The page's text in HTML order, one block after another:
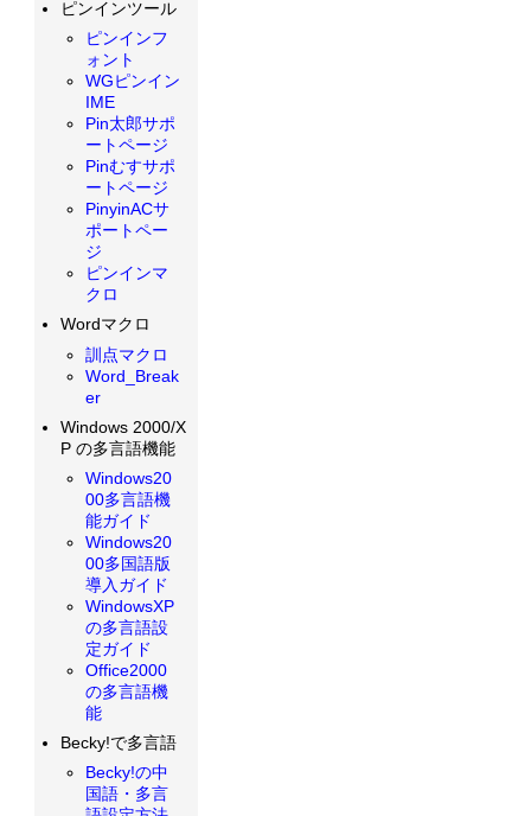
ピンインツール
ピンインフ
ォント
WGピンイン
IME
Pin太郎サポ
ートページ
Pinむすサポ
ートページ
PinyinACサ
ポートペー
ジ
ピンインマ
クロ
Wordマクロ
訓点マクロ
Word_Break
er
Windows 2000/X
P の多言語機能
Windows20
00多言語機
能ガイド
Windows20
00多国語版
導入ガイド
WindowsXP
の多言語設
定ガイド
Office2000
の多言語機
能
Becky!で多言語
Becky!の中
国語・多言